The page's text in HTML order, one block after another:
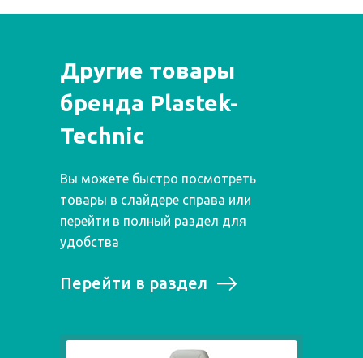
Другие товары
бренда Plastek-
Technic
Вы можете быстро посмотреть
товары в слайдере справа или
перейти в полный раздел для
удобства
Перейти в раздел